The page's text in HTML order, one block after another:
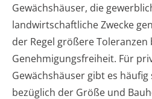
Gewächshäuser, die
landwirtschaftliche Zwecke
der Regel größere Toleranzen
Genehmigungsfreiheit. Für
Gewächshäuser gibt es
bezüglich der Größe und